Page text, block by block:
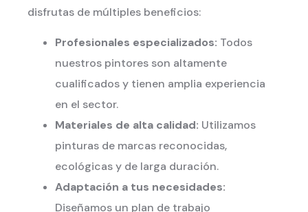
disfrutas de múltiples beneficios:
Profesionales especializados: Todos
nuestros pintores son altamente
cualificados y tienen amplia experiencia
en el sector.
Materiales de alta calidad: Utilizamos
pinturas de marcas reconocidas,
ecológicas y de larga duración.
Adaptación a tus necesidades:
Diseñamos un plan de trabajo